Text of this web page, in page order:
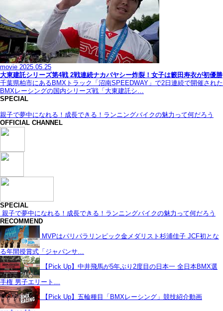
movie 2025.05.25
大東建託シリーズ第4戦 2戦連続ナカバヤシー炸裂！女子は籔田寿衣が初優勝
千葉県柏市にあるBMXトラック「沼南SPEEDWAY」で2日連続で開催された
BMXレーシングの国内シリーズ戦「大東建託シ…
SPECIAL
親子で夢中になれる！成長できる！ランニングバイクの魅力って何だろう
OFFICIAL CHANNEL
SPECIAL
親子で夢中になれる！成長できる！ランニングバイクの魅力って何だろう
RECOMMEND
MVPはパリパラリンピック金メダリスト杉浦佳子 JCF初とな
る年間授賞式「ジャパンサ…
【Pick Up】中井飛馬が5年ぶり2度目の日本一 全日本BMX選
手権 男子エリート…
【Pick Up】五輪種目「BMXレーシング」競技紹介動画